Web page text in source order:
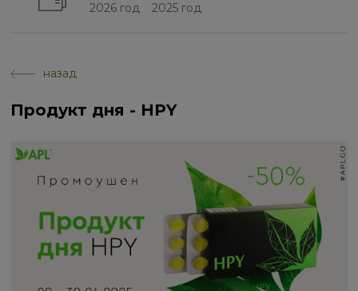
2026 год 2025 год
назад
Продукт дня - HPY